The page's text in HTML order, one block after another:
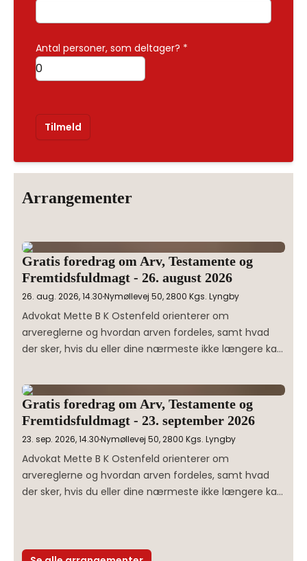
Antal personer, som deltager? *
Tilmeld
Arrangementer
Gratis foredrag om Arv, Testamente og
Fremtidsfuldmagt - 26. august 2026
26. aug. 2026, 14.30Nymøllevej 50, 2800 Kgs. Lyngby
Advokat Mette B K Ostenfeld orienterer om
arvereglerne og hvordan arven fordeles, samt hvad
der sker, hvis du eller dine nærmeste ikke længere kan
Mette kommer ind på emner som
Fremtidsfuldmagter, Arv, Testamente og
Formueordninger i ægteskaber. Tilmeld dig her.
Gratis foredrag om Arv, Testamente og
Fremtidsfuldmagt - 23. september 2026
23. sep. 2026, 14.30Nymøllevej 50, 2800 Kgs. Lyngby
Advokat Mette B K Ostenfeld orienterer om
arvereglerne og hvordan arven fordeles, samt hvad
der sker, hvis du eller dine nærmeste ikke længere kan
Fremtidsfuldmagter, Arv, Testamente og